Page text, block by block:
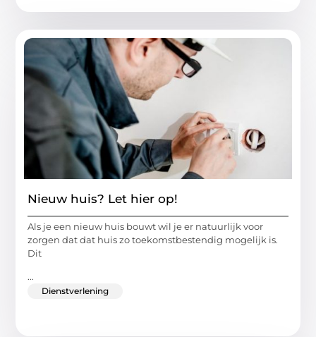
Nieuw huis? Let hier op!
Als je een nieuw huis bouwt wil je er natuurlijk voor
zorgen dat dat huis zo toekomstbestendig mogelijk is.
Dit
...
Dienstverlening